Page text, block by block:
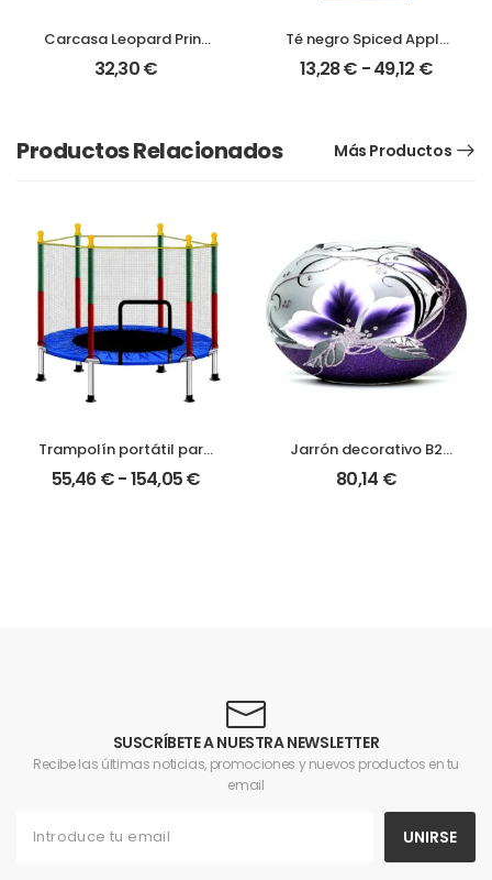
Carcasa Leopard Print
para AirPods
32,30€
Té negro Spiced Apple
Chai premium | Infusión
reconfortante de
13,28€ -49,12 €
Productos Relacionados Más Productos
Trampolín portátil para
niños 6FT/8FT |
Diversión y actividad
55,46€-154,05€
Jarrón decorativo B2
Studio | Arte íntimo y
elegancia para tu
80,14 €
SUSCRÍBETE A NUESTRA NEWSLETTER
Recibe las últimas noticias, promociones y nuevos productos en tu
email
UNIRSE